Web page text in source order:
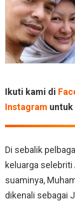
Ikuti kami di
Instagram
Di sebalik
keluarga selebriti
suaminya,
dikenali sebagai